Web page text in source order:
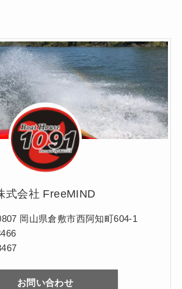
式会社 FreeMIND
岡山県倉敷市西阿知町604-1
お問い合わせ